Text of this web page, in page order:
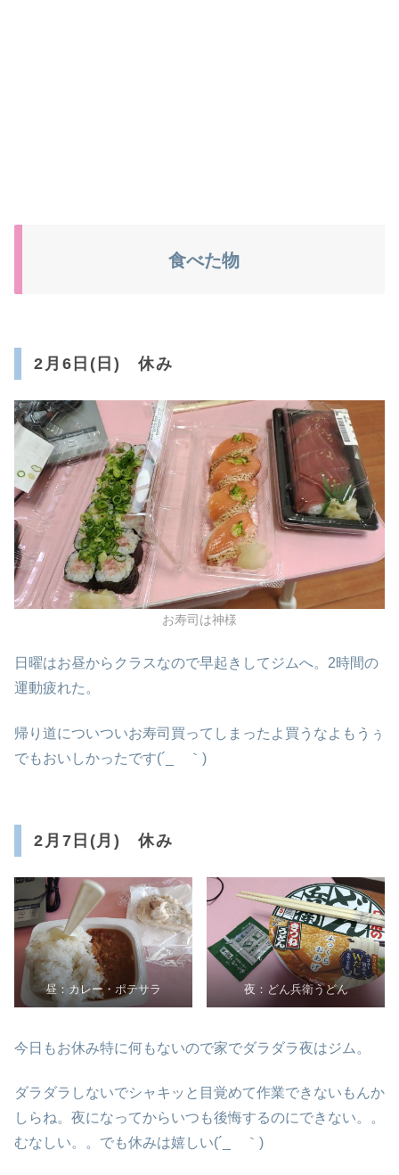
食べた物
2月6日(日) 休み
お寿司は神様
日曜はお昼からクラスなので早起きしてジムへ。2時間の
運動疲れた。
帰り道についついお寿司買ってしまったよ買うなよもうぅ
でもおいしかったです(´_ゝ｀)
2月7日(月) 休み
昼：カレー・ポテサラ 夜：どん兵衛うどん
今日もお休み特に何もないので家でダラダラ夜はジム。
ダラダラしないでシャキッと目覚めて作業できないもんか
しらね。夜になってからいつも後悔するのにできない。。
むなしい。。でも休みは嬉しい(´_ゝ｀)